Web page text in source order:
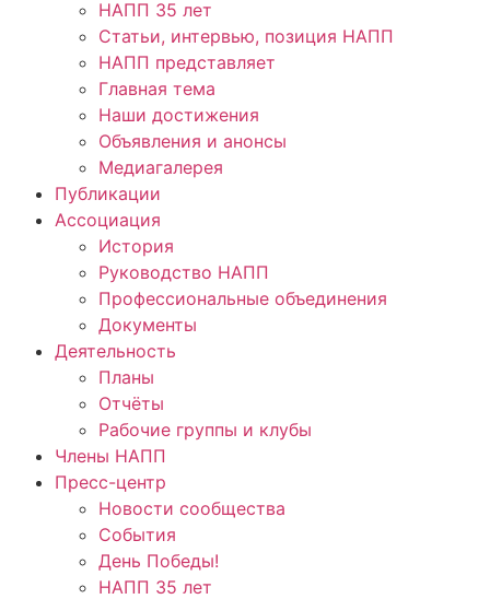
НАПП 35 лет
Статьи, интервью, позиция НАПП
НАПП представляет
Главная тема
Наши достижения
Объявления и анонсы
Медиагалерея
Публикации
Ассоциация
История
Руководство НАПП
Профессиональные объединения
Документы
Деятельность
Планы
Отчёты
Рабочие группы и клубы
Члены НАПП
Пресс-центр
Новости сообщества
События
День Победы!
НАПП 35 лет